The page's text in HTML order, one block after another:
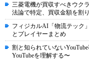
三菱電機が買収すべきウク
法論で特定、買収金額を割
フィジカルAI「物流テック
とプレイヤーまとめ
割と知られていない
YouTubeを理解する〜